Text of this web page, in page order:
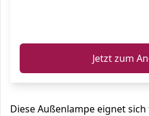
Jetzt zum
Diese Außenlampe eignet